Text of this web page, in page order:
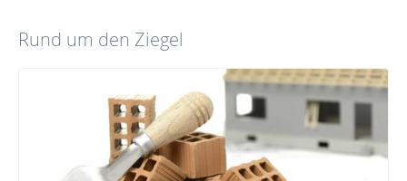
Rund um den Ziegel